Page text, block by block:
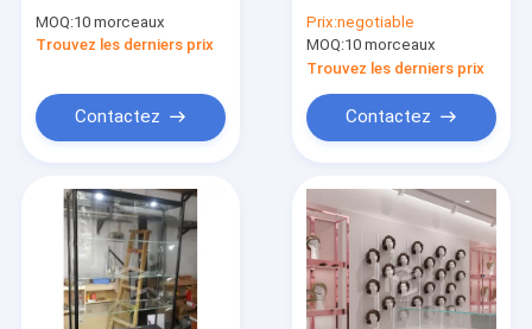
aluminium
MOQ:10 morceaux
Trouvez les derniers prix
Contactez
téléphone portable
d'ODM
Prix:negotiable
MOQ:10 morceaux
Trouvez les derniers prix
Contactez